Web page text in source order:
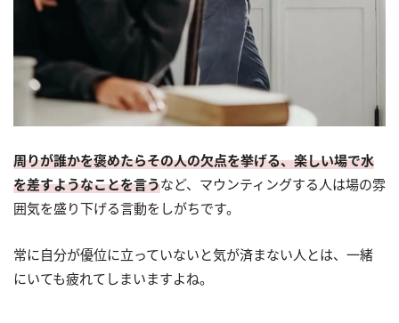
周りが誰かを褒めたらその人の欠点を挙げる、楽しい場で水
を差すようなことを言うなど、マウンティングする人は場の雰
囲気を盛り下げる言動をしがちです。
常に自分が優位に立っていないと気が済まない人とは、一緒
にいても疲れてしまいますよね。